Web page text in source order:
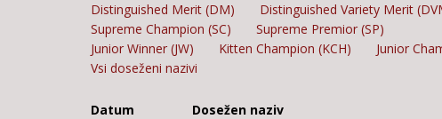
Distinguished Merit (DM)
Distinguished Variety Merit
Supreme Champion (SC)
Supreme Premior (SP)
Junior Winner (JW)
Kitten Champion (KCH)
Junior
Vsi doseženi nazivi
Datum Dosežen naziv